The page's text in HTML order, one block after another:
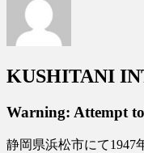
KUSHITANI
Warning: Attempt
静岡県浜松市にて1947